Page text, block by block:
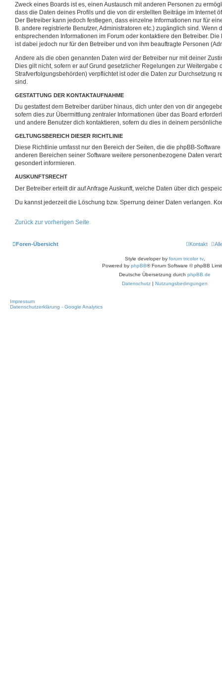
Zweck eines Boards ist es, einen Austausch mit anderen Personen zu
dass die Daten deines Profils und die von dir erstellten Beiträge im Internet
Der Betreiber kann jedoch festlegen, dass einzelne Informationen nur für
B. andere registrierte Benutzer, Administratoren etc.) zugänglich sind. Wenn
entsprechenden Informationen im Forum oder kontaktiere den Betreiber.
ist dabei jedoch nur für den Betreiber und von ihm beauftragte Personen
Andere als die oben genannten Daten wird der Betreiber nur mit deiner
Dies gilt nicht, sofern er auf Grund gesetzlicher Regelungen zur Weitergabe
Strafverfolgungsbehörden) verpflichtet ist oder die Daten zur Durchsetzung
sind.
GESTATTUNG DER KONTAKTAUFNAHME
Du gestattest dem Betreiber darüber hinaus, dich unter den von dir
sofern dies zur Übermittlung zentraler Informationen über das Board
und andere Benutzer dich kontaktieren, sofern du dies in deinem
GELTUNGSBEREICH DIESER RICHTLINIE
Diese Richtlinie umfasst nur den Bereich der Seiten, die die phpBB-
anderen Bereichen seiner Software weitere personenbezogene Daten
gesondert informieren.
AUSKUNFTSRECHT
Der Betreiber erteilt dir auf Anfrage Auskunft, welche Daten über dich
Du kannst jederzeit die Löschung bzw. Sperrung deiner Daten verlangen.
Zurück zur vorherigen Seite
Foren-Übersicht Kontakt
Style developer by forum tricolor tv,
Powered by phpBB® Forum Software © phpBB
Deutsche Übersetzung durch phpBB.de
Datenschutz | Nutzungsbedingungen
Impressum
Datenschutzerklärung - Google Analytics